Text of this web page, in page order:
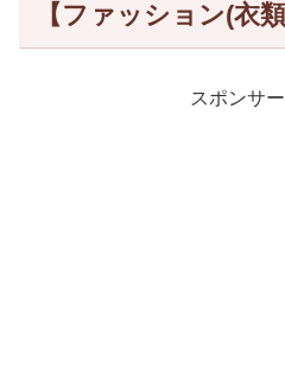
【ファッション(衣
スポンサ